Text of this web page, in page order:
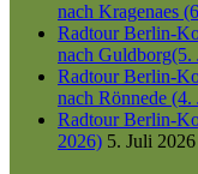
nach Kragenaes
Radtour Berlin-
nach Guldborg(5.
Radtour Berlin-
nach Rönnede
Radtour Berlin-
2026) 5. Juli 2026